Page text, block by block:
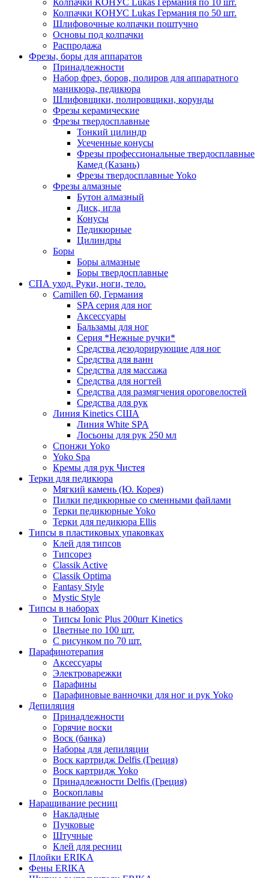
Колпачки КОНУС Lukas Германия по 10 шт.
Колпачки КОНУС Lukas Германия по 50 шт.
Шлифовочные колпачки поштучно
Основы под колпачки
Распродажа
Фрезы, боры для аппаратов
Принадлежности
Набор фрез, боров, полиров для аппаратного
маникюра, педикюра
Шлифовщики, полировщики, корунды
Фрезы керамические
Фрезы твердосплавные
Тонкий цилиндр
Усеченные конусы
Фрезы профессиональные твердосплавные
Камед (Казань)
Фрезы твердосплавные Yoko
Фрезы алмазные
Бутон алмазный
Диск, игла
Конусы
Педикюрные
Цилиндры
Боры
Боры алмазные
Боры твердосплавные
СПА уход. Руки, ноги, тело.
Camillen 60, Германия
SPA серия для ног
Аксессуары
Бальзамы для ног
Серия *Нежные ручки*
Средства дезодорирующие для ног
Средства для ванн
Средства для массажа
Средства для ногтей
Средства для размягчения ороговелостей
Средства для рук
Линия Kinetics США
Линия White SPA
Лосьоны для рук 250 мл
Спонжи Yoko
Yoko Spa
Кремы для рук Чистея
Терки для педикюра
Мягкий камень (Ю. Корея)
Пилки педикюрные со сменными файлами
Терки педикюрные Yoko
Терки для педикюра Ellis
Типсы в пластиковых упаковках
Клей для типсов
Типсорез
Classik Active
Classik Optima
Fantasy Style
Mystic Style
Типсы в наборах
Типсы Ionic Plus 200шт Kinetics
Цветные по 100 шт.
С рисунком по 70 шт.
Парафинотерапия
Аксессуары
Электроварежки
Парафины
Парафиновые ванночки для ног и рук Yoko
Депиляция
Принадлежности
Горячие воски
Воск (банка)
Наборы для депиляции
Воск картридж Delfis (Греция)
Воск картридж Yoko
Принадлежности Delfis (Греция)
Воскоплавы
Наращивание ресниц
Накладные
Пучковые
Штучные
Клей для ресниц
Плойки ERIKA
Фены ERIKA